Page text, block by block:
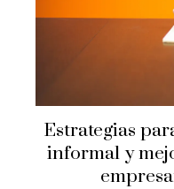
Estrategias
informal y